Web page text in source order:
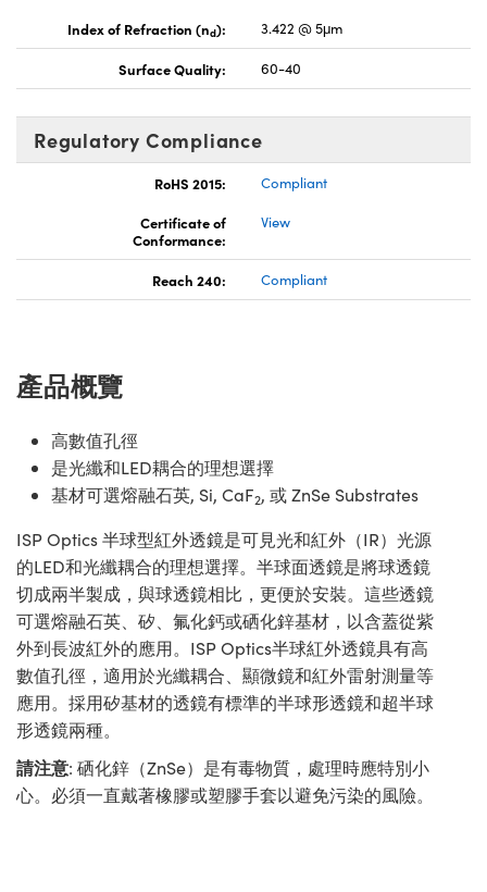
Index of Refraction (nd): 3.422 @ 5μm
Surface Quality: 60-40
Regulatory Compliance
RoHS 2015:
Compliant
Certificate of
Conformance:
View
Reach 240: Compliant
產品概覽
高數值孔徑
是光纖和LED耦合的理想選擇
基材可選熔融石英, Si, CaF2, 或 ZnSe Substrates
ISP Optics 半球型紅外透鏡是可見光和紅外（IR）光源
的LED和光纖耦合的理想選擇。半球面透鏡是將球透鏡
切成兩半製成，與球透鏡相比，更便於安裝。這些透鏡
可選熔融石英、矽、氟化鈣或硒化鋅基材，以含蓋從紫
外到長波紅外的應用。ISP Optics半球紅外透鏡具有高
數值孔徑，適用於光纖耦合、顯微鏡和紅外雷射測量等
應用。採用矽基材的透鏡有標準的半球形透鏡和超半球
形透鏡兩種。
請注意: 硒化鋅（ZnSe）是有毒物質，處理時應特別小
心。必須一直戴著橡膠或塑膠手套以避免污染的風險。